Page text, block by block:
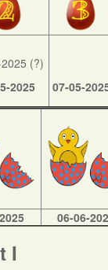
(?)
2025
07-05-
06-06-
I